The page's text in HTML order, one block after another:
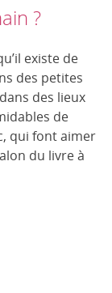
?
existe de
des petites
des lieux
de
qui font aimer
du livre à